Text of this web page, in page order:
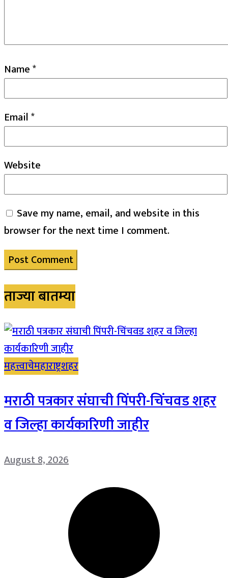
Name*
Email*
Website
Save my name, email, and website in this
browser for the next time I comment.
ताज्या बातम्या
महत्त्वाचेमहाराष्ट्रशहर
मराठी पत्रकार संघाची पिंपरी-चिंचवड शहर
व जिल्हा कार्यकारिणी जाहीर
August 8, 2026